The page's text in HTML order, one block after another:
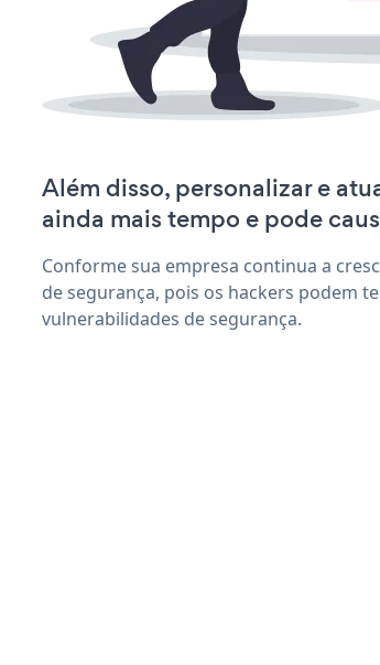
Além disso, personalizar e
ainda mais tempo e pode
Conforme sua empresa continua a
de segurança, pois os hackers podem
vulnerabilidades de segurança.